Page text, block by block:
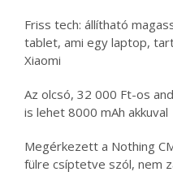
Friss tech: állítható
tablet, ami egy laptop,
Xiaomi
Az olcsó, 32 000 Ft-os
is lehet 8000 mAh akkuval
Megérkezett a Nothing
fülre csíptetve szól, nem